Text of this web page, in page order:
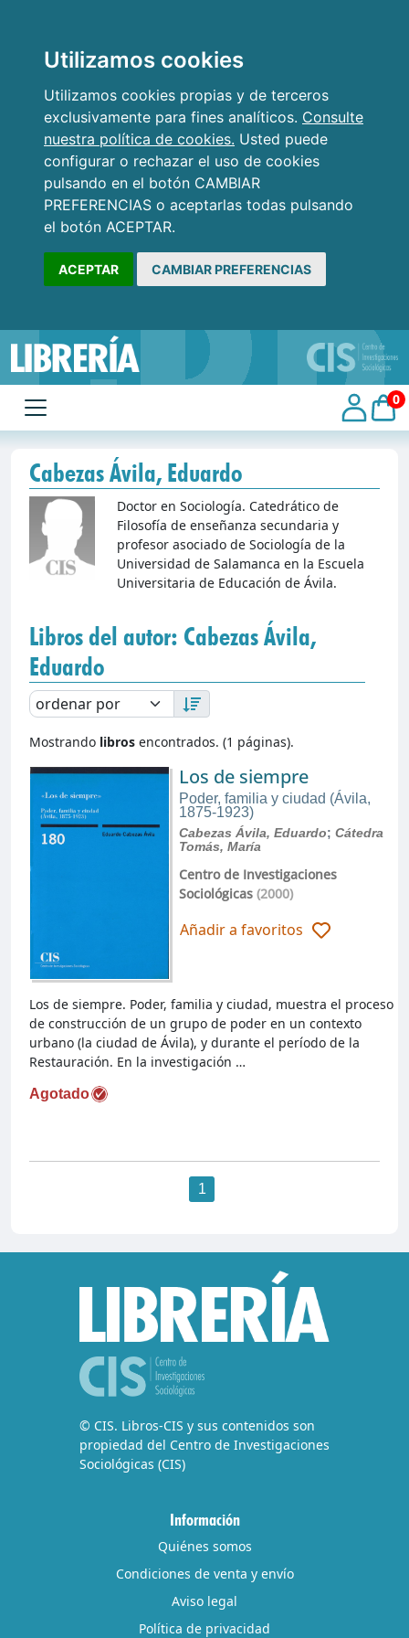
Utilizamos cookies
Utilizamos cookies propias y de terceros
exclusivamente para fines analíticos. Consulte
nuestra política de cookies. Usted puede
configurar o rechazar el uso de cookies
pulsando en el botón CAMBIAR
PREFERENCIAS o aceptarlas todas pulsando
el botón ACEPTAR.
ACEPTAR CAMBIAR PREFERENCIAS
0
Cabezas Ávila, Eduardo
Doctor en Sociología. Catedrático de
Filosofía de enseñanza secundaria y
profesor asociado de Sociología de la
Universidad de Salamanca en la Escuela
Universitaria de Educación de Ávila.
Libros del autor: Cabezas Ávila,
Eduardo
Mostrando libros encontrados. (1 páginas).
Los de siempre
Poder, familia y ciudad (Ávila,
1875-1923)
Cabezas Ávila, Eduardo; Cátedra
Tomás, María
Centro de Investigaciones
Sociológicas(2000)
Añadir a favoritos
Agotado
Los de siempre. Poder, familia y ciudad, muestra el proceso
de construcción de un grupo de poder en un contexto
urbano (la ciudad de Ávila), y durante el período de la
Restauración. En la investigación …
1
© CIS. Libros-CIS y sus contenidos son
propiedad del Centro de Investigaciones
Sociológicas (CIS)
Información
Quiénes somos
Condiciones de venta y envío
Aviso legal
Política de privacidad